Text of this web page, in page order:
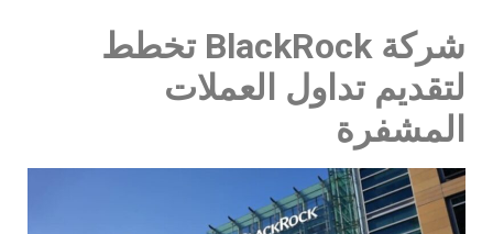
شركة BlackRock تخطط
لتقديم تداول العملات
المشفرة